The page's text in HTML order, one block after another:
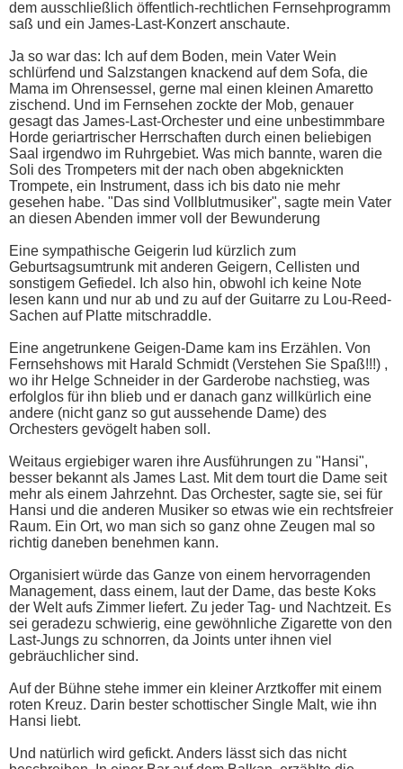
dem ausschließlich öffentlich-rechtlichen Fernsehprogramm
saß und ein James-Last-Konzert anschaute.
Ja so war das: Ich auf dem Boden, mein Vater Wein
schlürfend und Salzstangen knackend auf dem Sofa, die
Mama im Ohrensessel, gerne mal einen kleinen Amaretto
zischend. Und im Fernsehen zockte der Mob, genauer
gesagt das James-Last-Orchester und eine unbestimmbare
Horde geriartrischer Herrschaften durch einen beliebigen
Saal irgendwo im Ruhrgebiet. Was mich bannte, waren die
Soli des Trompeters mit der nach oben abgeknickten
Trompete, ein Instrument, dass ich bis dato nie mehr
gesehen habe. "Das sind Vollblutmusiker", sagte mein Vater
an diesen Abenden immer voll der Bewunderung
Eine sympathische Geigerin lud kürzlich zum
Geburtsagsumtrunk mit anderen Geigern, Cellisten und
sonstigem Gefiedel. Ich also hin, obwohl ich keine Note
lesen kann und nur ab und zu auf der Guitarre zu Lou-Reed-
Sachen auf Platte mitschraddle.
Eine angetrunkene Geigen-Dame kam ins Erzählen. Von
Fernsehshows mit Harald Schmidt (Verstehen Sie Spaß!!!) ,
wo ihr Helge Schneider in der Garderobe nachstieg, was
erfolglos für ihn blieb und er danach ganz willkürlich eine
andere (nicht ganz so gut aussehende Dame) des
Orchesters gevögelt haben soll.
Weitaus ergiebiger waren ihre Ausführungen zu "Hansi",
besser bekannt als James Last. Mit dem tourt die Dame seit
mehr als einem Jahrzehnt. Das Orchester, sagte sie, sei für
Hansi und die anderen Musiker so etwas wie ein rechtsfreier
Raum. Ein Ort, wo man sich so ganz ohne Zeugen mal so
richtig daneben benehmen kann.
Organisiert würde das Ganze von einem hervorragenden
Management, dass einem, laut der Dame, das beste Koks
der Welt aufs Zimmer liefert. Zu jeder Tag- und Nachtzeit. Es
sei geradezu schwierig, eine gewöhnliche Zigarette von den
Last-Jungs zu schnorren, da Joints unter ihnen viel
gebräuchlicher sind.
Auf der Bühne stehe immer ein kleiner Arztkoffer mit einem
roten Kreuz. Darin bester schottischer Single Malt, wie ihn
Hansi liebt.
Und natürlich wird gefickt. Anders lässt sich das nicht